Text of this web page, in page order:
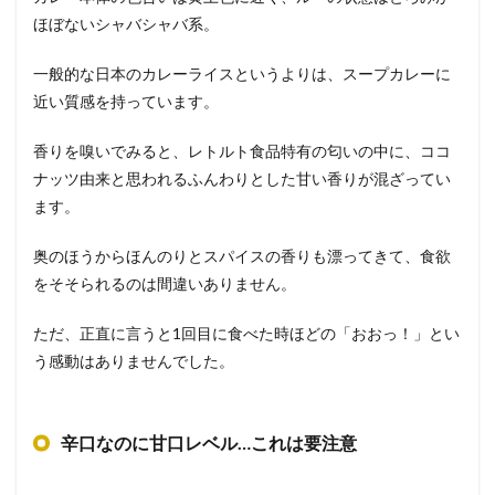
ほぼないシャバシャバ系。
一般的な日本のカレーライスというよりは、スープカレーに
近い質感を持っています。
香りを嗅いでみると、レトルト食品特有の匂いの中に、ココ
ナッツ由来と思われるふんわりとした甘い香りが混ざってい
ます。
奥のほうからほんのりとスパイスの香りも漂ってきて、食欲
をそそられるのは間違いありません。
ただ、正直に言うと1回目に食べた時ほどの「おおっ！」とい
う感動はありませんでした。
辛口なのに甘口レベル…これは要注意